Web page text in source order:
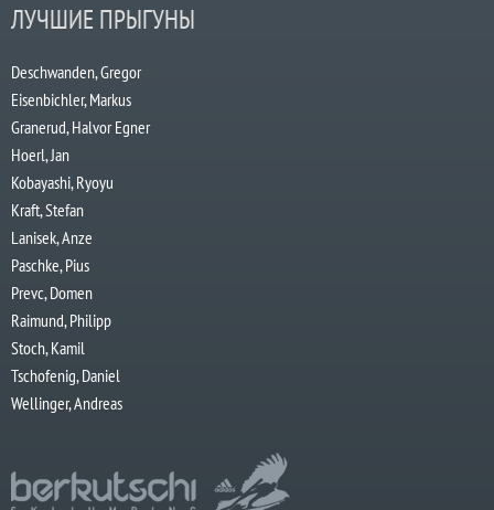
ЛУЧШИЕ ПРЫГУНЫ
Deschwanden, Gregor
Eisenbichler, Markus
Granerud, Halvor Egner
Hoerl, Jan
Kobayashi, Ryoyu
Kraft, Stefan
Lanisek, Anze
Paschke, Pius
Prevc, Domen
Raimund, Philipp
Stoch, Kamil
Tschofenig, Daniel
Wellinger, Andreas